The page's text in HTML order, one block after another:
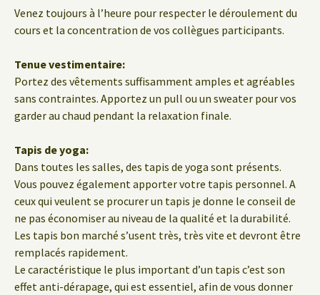
Venez toujours à l’heure pour respecter le déroulement du
cours et la concentration de vos collègues participants.
Tenue vestimentaire:
Portez des vêtements suffisamment amples et agréables
sans contraintes. Apportez un pull ou un sweater pour vos
garder au chaud pendant la relaxation finale.
Tapis de yoga:
Dans toutes les salles, des tapis de yoga sont présents.
Vous pouvez également apporter votre tapis personnel. A
ceux qui veulent se procurer un tapis je donne le conseil de
ne pas économiser au niveau de la qualité et la durabilité.
Les tapis bon marché s’usent très, très vite et devront être
remplacés rapidement.
Le caractéristique le plus important d’un tapis c’est son
effet anti-dérapage, qui est essentiel, afin de vous donner